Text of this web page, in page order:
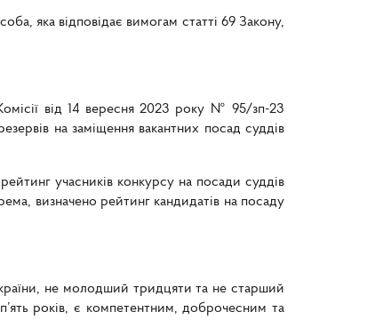
яка відповідає вимогам статті 69 Закону,
від 14 вересня 2023 року № 95/зп-23
на заміщення вакантних посад суддів
учасників конкурсу на посади суддів
визначено рейтинг кандидатів на посаду
не молодший тридцяти та не старший
років, є компетентним, доброчесним та